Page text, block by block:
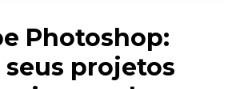
Photoshop:
seus projetos